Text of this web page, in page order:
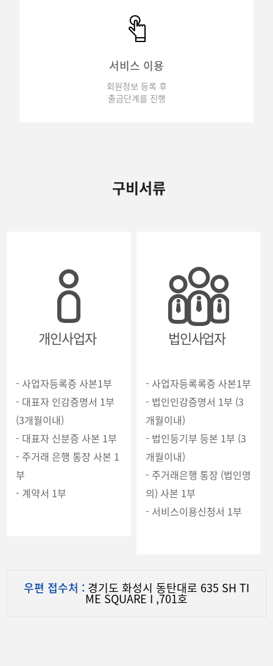
서비스 이용
회원정보 등록 후
출금단계를 진행
구비서류
개인사업자
- 사업자등록증 사본1부
- 대표자 인감증명서 1부
(3개월이내)
- 대표자 신분증 사본 1부
- 주거래 은행 통장 사본 1
부
- 계약서 1부
법인사업자
- 사업자등록록증 사본1부
- 법인인감증명서 1부 (3
개월이내)
- 법인등기부 등본 1부 (3
개월이내)
- 주거래은행 통장 (법인명
의) 사본 1부
- 서비스이용신청서 1부
우편 접수처 : 경기도 화성시 동탄대로 635 SH TI
ME SQUARE I ,701호